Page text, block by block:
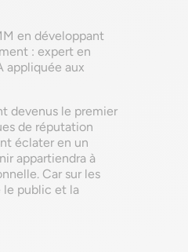
en développant
: expert en
appliquée aux
devenus le premier
de réputation
éclater en un
appartiendra à
Car sur les
le public et la